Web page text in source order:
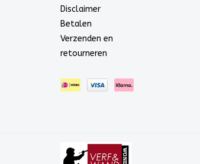
Disclaimer
Betalen
Verzenden en
retourneren